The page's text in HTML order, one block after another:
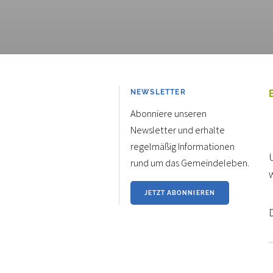
NEWSLETTER
Abonniere unseren
Newsletter und erhalte
regelmäßig Informationen
rund um das Gemeindeleben.
JETZT ABONNIEREN